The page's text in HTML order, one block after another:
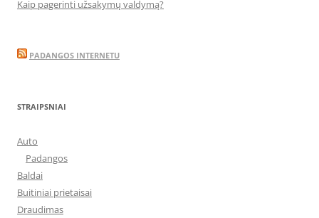
Kaip pagerinti užsakymų valdymą?
PADANGOS INTERNETU
STRAIPSNIAI
Auto
Padangos
Baldai
Buitiniai prietaisai
Draudimas